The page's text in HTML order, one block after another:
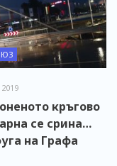
кръгово
се срина…
на Графа